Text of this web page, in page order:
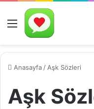
Menü
Anasayfa / Aşk Sözleri
Aşk